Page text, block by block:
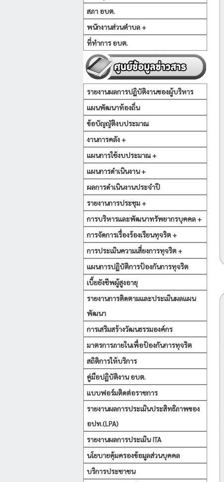
สภา อบต.
พนักงานส่วนตำบล +
ที่ทำการ อบต.
รายงานผลการปฏิบัติงานของผู้บริหาร
แผนพัฒนาท้องถิ่น
ข้อบัญญัติงบประมาณ
งานการคลัง +
แผนการใช้งบประมาณ +
แผนการดำเนินงาน +
ผลการดำเนินงานประจำปี
รายงานการประชุม +
การบริหารและพัฒนาทรัพยากรบุคคล +
การจัดการเรื่องร้องเรียนทุจริต +
การประเมินความเสี่ยงการทุจริต +
แผนการปฏิบัติการป้องกันการทุจริต
เบี้ยยังชีพผู้สูงอายุ
รายงานการติดตามและประเมินผลแผน
พัฒนา
การเสริมสร้างวัฒนธรรมองค์กร
มาตรการภายในเพื่อป้องกันการทุจริต
สถิติการให้บริการ
คู่มือปฏิบัติงาน อบต.
แบบฟอร์มติดต่อราชการ
รายงานผลการประเมินประสิทธิภาพของ
อปท.(LPA)
รายงานผลการประเมิน ITA
นโยบายคุ้มครองข้อมูลส่วนบุคคล
บริการประชาชน